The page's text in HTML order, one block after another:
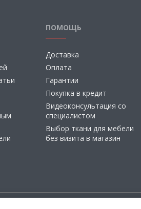
ПОМОЩЬ
Доставка
Оплата
Гарантии
Покупка в кредит
Видеоконсультация со
специалистом
Выбор ткани для мебели
без визита в магазин